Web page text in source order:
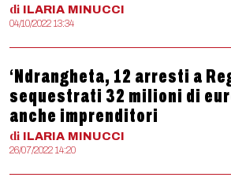
di ILARIA MINUCCI
04/10/2022 13:34
‘Ndrangheta, 12 arresti a
sequestrati 32 milioni di
anche imprenditori
di ILARIA MINUCCI
26/07/2022 14:20